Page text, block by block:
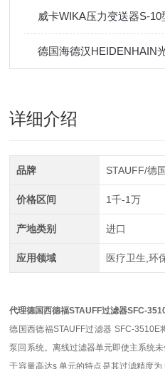
威卡WIKA压力变送器S-
德国海德汉HEIDENHAIN
详细介绍
品牌 STAUFF/德
价格区间 1千-1万
产地类别 进口
应用领域 医疗卫生,环
代理德国西德福STAUFF过滤器SFC-
德国西德福STAUFF过滤器 SFC-
泵回系统。离线过滤器单元即使主系统
于容量高达s 单元的特点是其过滤精度